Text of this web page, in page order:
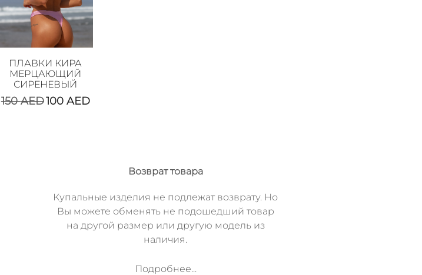
ПЛАВКИ КИРА
МЕРЦАЮЩИЙ
СИРЕНЕВЫЙ
150AED100 AED
Возврат товара
Купальные изделия не подлежат возврату. Но
Вы можете обменять не подошедший товар
на другой размер или другую модель из
наличия.
Подробнее...